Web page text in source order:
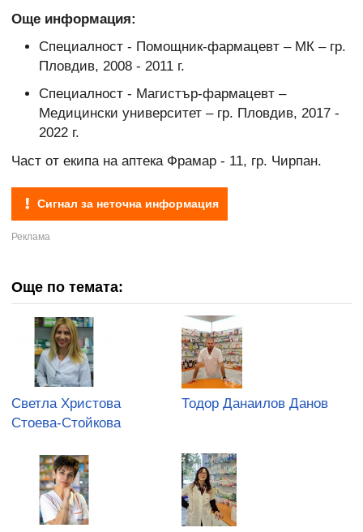
Още информация:
Специалност - Помощник-фармацевт – МК – гр.
Пловдив, 2008 - 2011 г.
Специалност - Магистър-фармацевт –
Медицински университет – гр. Пловдив, 2017 -
2022 г.
Част от екипа на аптека Фрамар - 11, гр. Чирпан.
Сигнал за неточна информация
Още по темата:
Светла Христова
Стоева-Стойкова
Тодор Данаилов Данов